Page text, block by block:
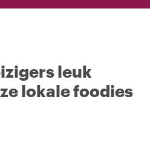
leuk
lokale foodies